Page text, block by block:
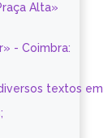
Alta»
- Coimbra:
textos em